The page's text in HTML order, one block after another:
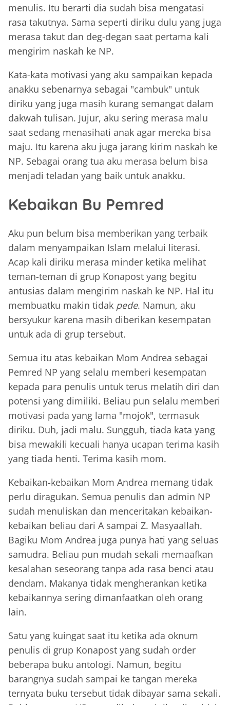
menulis. Itu berarti dia sudah bisa mengatasi
rasa takutnya. Sama seperti diriku dulu yang juga
merasa takut dan deg-degan saat pertama kali
mengirim naskah ke NP.
Kata-kata motivasi yang aku sampaikan kepada
anakku sebenarnya sebagai "cambuk" untuk
diriku yang juga masih kurang semangat dalam
dakwah tulisan. Jujur, aku sering merasa malu
saat sedang menasihati anak agar mereka bisa
maju. Itu karena aku juga jarang kirim naskah ke
NP. Sebagai orang tua aku merasa belum bisa
menjadi teladan yang baik untuk anakku.
Kebaikan Bu Pemred
Aku pun belum bisa memberikan yang terbaik
dalam menyampaikan Islam melalui literasi.
Acap kali diriku merasa minder ketika melihat
teman-teman di grup Konapost yang begitu
antusias dalam mengirim naskah ke NP. Hal itu
membuatku makin tidak pede. Namun, aku
bersyukur karena masih diberikan kesempatan
untuk ada di grup tersebut.
Semua itu atas kebaikan Mom Andrea sebagai
Pemred NP yang selalu memberi kesempatan
kepada para penulis untuk terus melatih diri dan
potensi yang dimiliki. Beliau pun selalu memberi
motivasi pada yang lama "mojok", termasuk
diriku. Duh, jadi malu. Sungguh, tiada kata yang
bisa mewakili kecuali hanya ucapan terima kasih
yang tiada henti. Terima kasih mom.
Kebaikan-kebaikan Mom Andrea memang tidak
perlu diragukan. Semua penulis dan admin NP
sudah menuliskan dan menceritakan kebaikan-
kebaikan beliau dari A sampai Z. Masyaallah.
Bagiku Mom Andrea juga punya hati yang seluas
samudra. Beliau pun mudah sekali memaafkan
kesalahan seseorang tanpa ada rasa benci atau
dendam. Makanya tidak mengherankan ketika
kebaikannya sering dimanfaatkan oleh orang
lain.
Satu yang kuingat saat itu ketika ada oknum
penulis di grup Konapost yang sudah order
beberapa buku antologi. Namun, begitu
barangnya sudah sampai ke tangan mereka
ternyata buku tersebut tidak dibayar sama sekali.